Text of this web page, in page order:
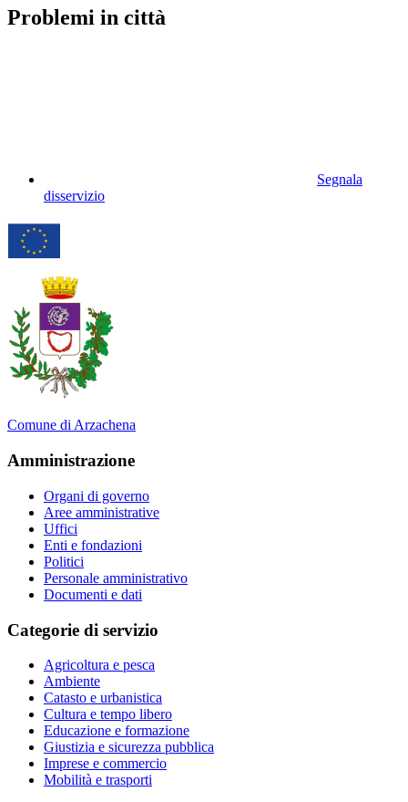
Problemi in città
Segnala
disservizio
Comune di Arzachena
Amministrazione
Organi di governo
Aree amministrative
Uffici
Enti e fondazioni
Politici
Personale amministrativo
Documenti e dati
Categorie di servizio
Agricoltura e pesca
Ambiente
Catasto e urbanistica
Cultura e tempo libero
Educazione e formazione
Giustizia e sicurezza pubblica
Imprese e commercio
Mobilità e trasporti